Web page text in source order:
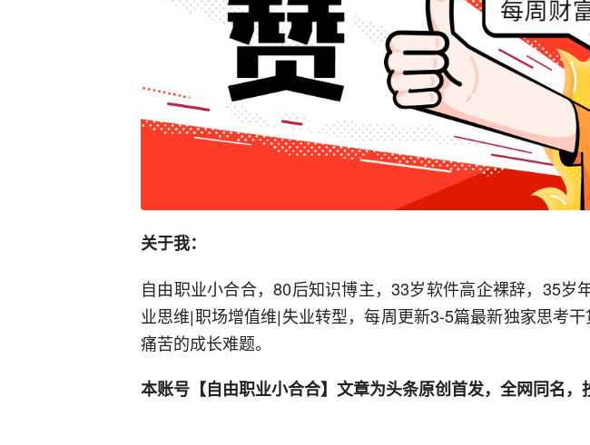
关于我：
自由职业小合合，80后知识博主，33岁软件高企裸辞，35岁
业思维|职场增值维|失业转型，每周更新3-5篇最新独家思考
痛苦的成长难题。
本账号【自由职业小合合】文章为头条原创首发，全网同名，